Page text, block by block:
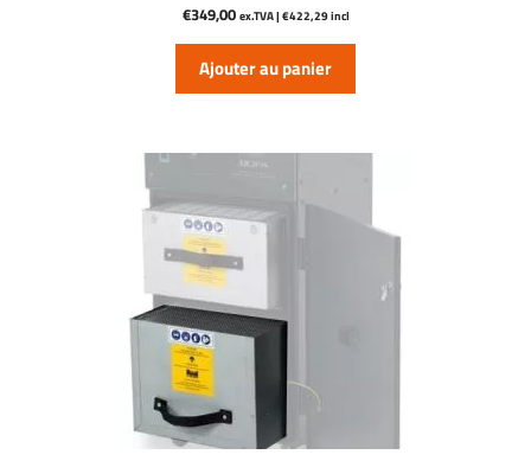
€349,00 ex.TVA | €422,29incl
Ajouter au panier